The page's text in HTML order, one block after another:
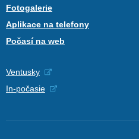
Fotogalerie
Aplikace na telefony
Počasí na web
Ventusky
In-počasie